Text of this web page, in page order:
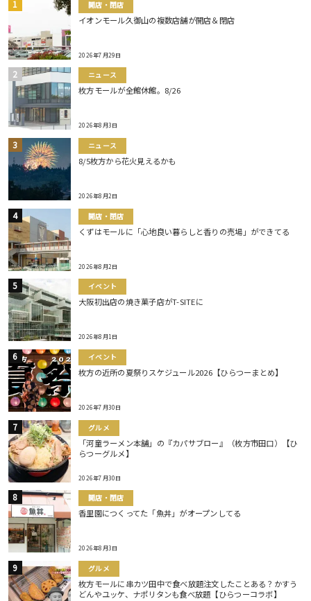
開店・閉店
イオンモール久御山の複数店舗が開店＆閉店
2026年7月29日
ニュース
枚方モールが全館休館。8/26
2026年8月3日
ニュース
8/5枚方から花火見えるかも
2026年8月2日
開店・閉店
くずはモールに「心地良い暮らしと香りの売場」ができてる
2026年8月2日
イベント
大阪初出店の焼き菓子店がT-SITEに
2026年8月1日
イベント
枚方の近所の夏祭りスケジュール2026【ひらつーまとめ】
2026年7月30日
グルメ
「河童ラーメン本舗」の『カパサブロー』（枚方市田口）【ひ
らつーグルメ】
2026年7月30日
開店・閉店
香里園につくってた「魚丼」がオープンしてる
2026年8月3日
グルメ
枚方モールに串カツ田中で食べ放題注文したことある？かすう
どんやユッケ、ナポリタンも食べ放題【ひらつーコラボ】